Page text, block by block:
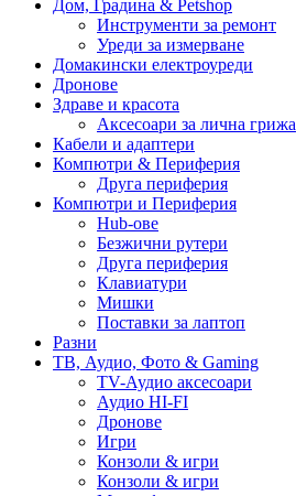
Дом, Градина & Petshop
Инструменти за ремонт
Уреди за измерване
Домакински електроуреди
Дронове
Здраве и красота
Аксесоари за лична грижа
Кабели и адаптери
Компютри & Периферия
Друга периферия
Компютри и Периферия
Hub-ове
Безжични рутери
Друга периферия
Клавиатури
Мишки
Поставки за лаптоп
Разни
ТВ, Аудио, Фото & Gaming
TV-Аудио аксесоари
Аудио HI-FI
Дронове
Игри
Конзоли & игри
Конзоли & игри